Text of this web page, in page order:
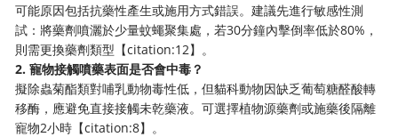
可能原因包括抗藥性產生或施用方式錯誤。建議先進行敏感性測
試：將藥劑噴灑於少量蚊蠅聚集處，若30分鐘內擊倒率低於80%，
則需更換藥劑類型【citation:12】。
2. 寵物接觸噴藥表面是否會中毒？
擬除蟲菊酯類對哺乳動物毒性低，但貓科動物因缺乏葡萄糖醛酸轉
移酶，應避免直接接觸未乾藥液。可選擇植物源藥劑或施藥後隔離
寵物2小時【citation:8】。